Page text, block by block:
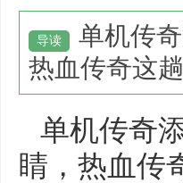
导读
单机传
热血传奇这
单机传奇
睛，热血传